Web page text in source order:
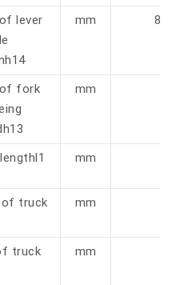
lever
mm
fork
mm
mm
of truck
mm
truck
mm